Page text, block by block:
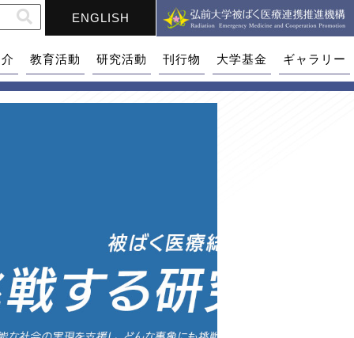
ENGLISH
教育活動 研究活動 刊行物 大学基金 ギャラリー